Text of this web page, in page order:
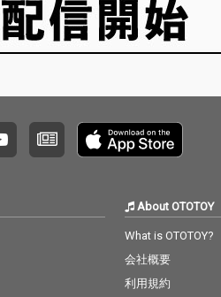
ス、ティーンポ
R&B、フォーク
広いジャンルが楽
いがよみがえり
ー・ノエル「そ
のって」、ジリ
ージポップも収
本国内配信向け
楽”“オールディー
曲集”として、昭
About OTOTOY
What is OTOTOY?
会社概要
利用規約